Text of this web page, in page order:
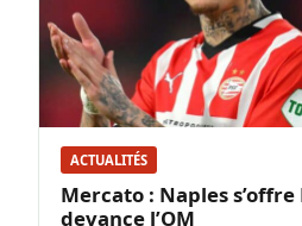
ACTUALITÉS
Mercato : Naples
devance l’OM